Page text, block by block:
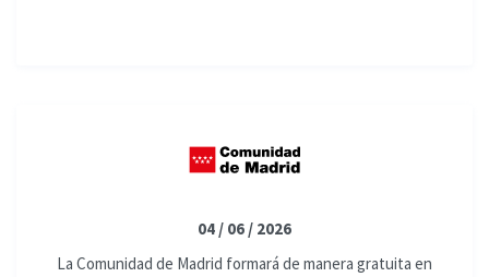
04 / 06 / 2026
La Comunidad de Madrid formará de manera gratuita en